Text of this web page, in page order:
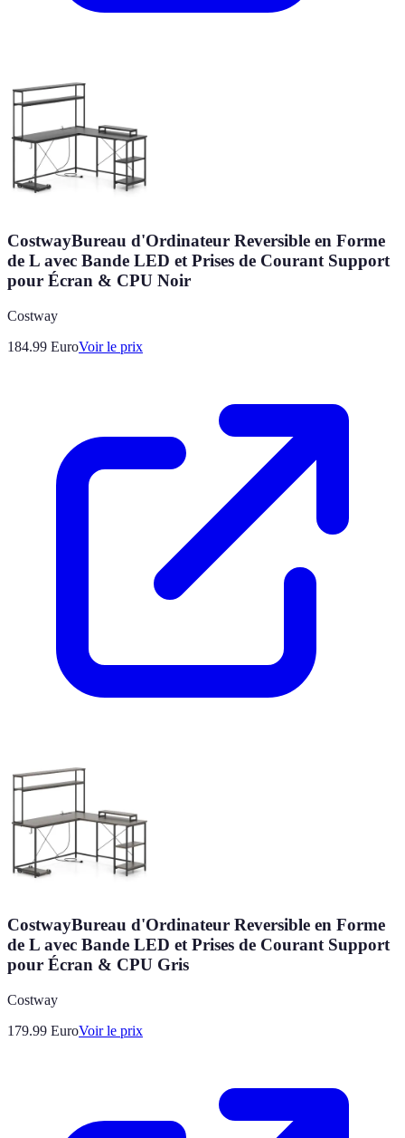
CostwayBureau d'Ordinateur Reversible en Forme
de L avec Bande LED et Prises de Courant Support
pour Écran & CPU Noir
Costway
184.99 EuroVoir le prix
CostwayBureau d'Ordinateur Reversible en Forme
de L avec Bande LED et Prises de Courant Support
pour Écran & CPU Gris
Costway
179.99 EuroVoir le prix